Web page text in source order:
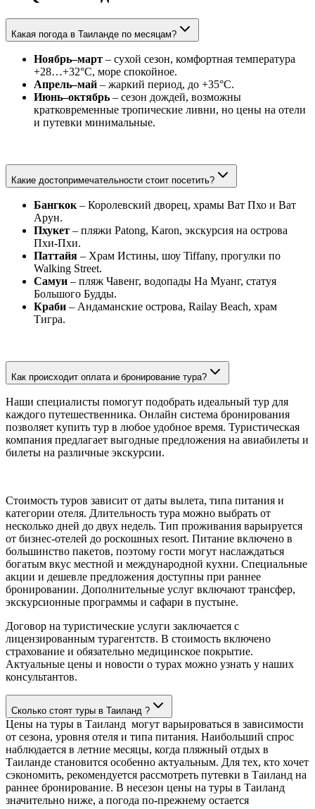
Какая погода в Таиланде по месяцам?
Ноябрь–март – сухой сезон, комфортная температура
+28…+32°C, море спокойное.
Апрель–май – жаркий период, до +35°C.
Июнь–октябрь – сезон дождей, возможны
кратковременные тропические ливни, но цены на отели
и путевки минимальные.
Какие достопримечательности стоит посетить?
Бангкок – Королевский дворец, храмы Ват Пхо и Ват
Арун.
Пхукет – пляжи Patong, Karon, экскурсия на острова
Пхи-Пхи.
Паттайя – Храм Истины, шоу Tiffany, прогулки по
Walking Street.
Самуи – пляж Чавенг, водопады На Муанг, статуя
Большого Будды.
Краби – Андаманские острова, Railay Beach, храм
Тигра.
Как происходит оплата и бронирование тура?
Наши специалисты помогут подобрать идеальный тур для
каждого путешественника. Онлайн система бронирования
позволяет купить тур в любое удобное время. Туристическая
компания предлагает выгодные предложения на авиабилеты и
билеты на различные экскурсии.
Стоимость туров зависит от даты вылета, типа питания и
категории отеля. Длительность тура можно выбрать от
несколько дней до двух недель. Тип проживания варьируется
от бизнес-отелей до роскошных resort. Питание включено в
большинство пакетов, поэтому гости могут наслаждаться
богатым вкус местной и международной кухни. Специальные
акции и дешевле предложения доступны при раннее
бронировании. Дополнительные услуг включают трансфер,
экскурсионные программы и сафари в пустыне.
Договор на туристические услуги заключается с
лицензированным турагентств. В стоимость включено
страхование и обязательно медицинское покрытие.
Актуальные цены и новости о турах можно узнать у наших
консультантов.
Сколько стоят туры в Таиланд ?
Цены на туры в Таиланд могут варьироваться в зависимости
от сезона, уровня отеля и типа питания. Наибольший спрос
наблюдается в летние месяцы, когда пляжный отдых в
Таиланде становится особенно актуальным. Для тех, кто хочет
сэкономить, рекомендуется рассмотреть путевки в Таиланд на
раннее бронирование. В несезон цены на туры в Таиланд
значительно ниже, а погода по-прежнему остается